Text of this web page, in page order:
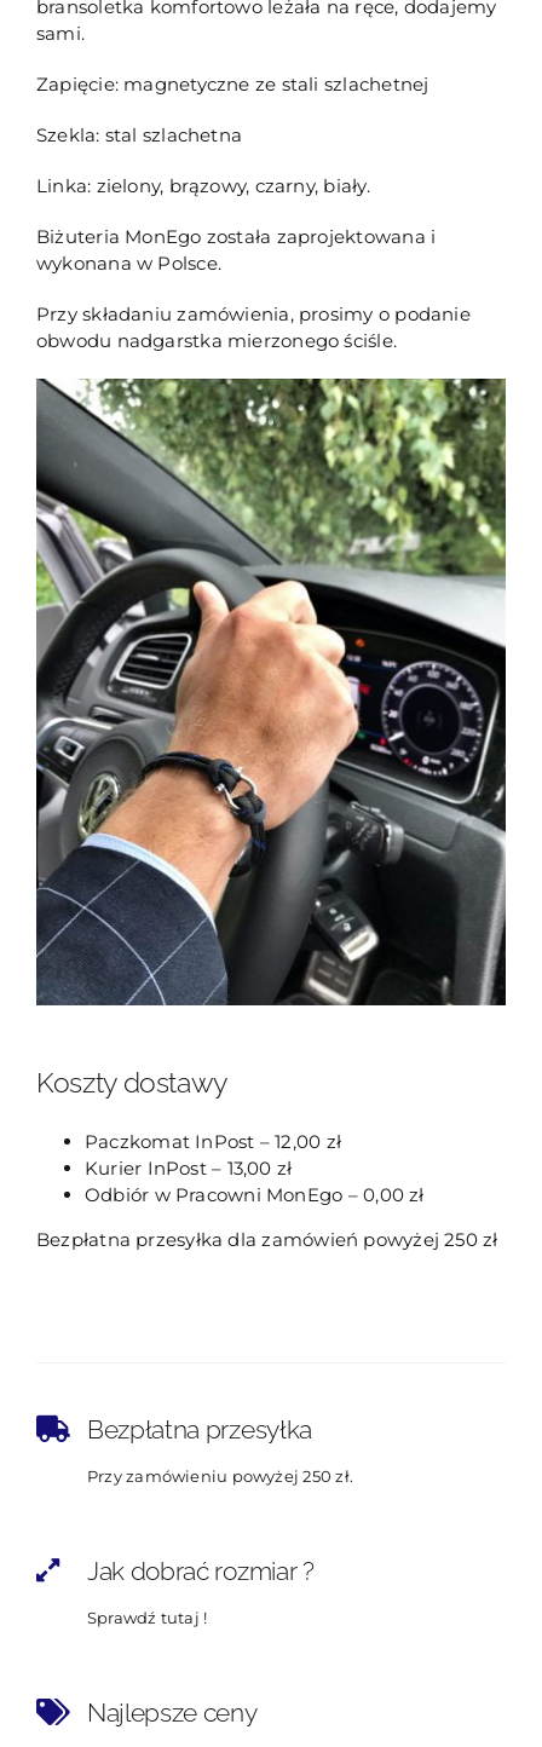
bransoletka komfortowo leżała na ręce, dodajemy
sami.
Zapięcie: magnetyczne ze stali szlachetnej
Szekla: stal szlachetna
Linka: zielony, brązowy, czarny, biały.
Biżuteria MonEgo została zaprojektowana i
wykonana w Polsce.
Przy składaniu zamówienia, prosimy o podanie
obwodu nadgarstka mierzonego ściśle.
Koszty dostawy
Paczkomat InPost – 12,00 zł
Kurier InPost – 13,00 zł
Odbiór w Pracowni MonEgo – 0,00 zł
Bezpłatna przesyłka dla zamówień powyżej 250 zł
Bezpłatna przesyłka
Przy zamówieniu powyżej 250 zł.
Jak dobrać rozmiar ?
Sprawdź tutaj !
Najlepsze ceny